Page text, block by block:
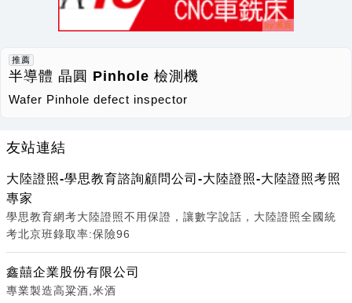
推薦
半導體 晶圓 Pinhole 檢測機
Wafer Pinhole defect inspector
友站連結
大陸證照-學思教育諮詢顧問公司-大陸證照-大陸證照考照
專家
學思教育網考大陸證照不用保證，讓數字說話，大陸證照全國統
考北京班錄取率:保險96
鑫囍企業股份有限公司
專業製造高粱酒,米酒